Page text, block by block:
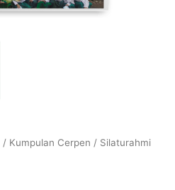
/ Kumpulan Cerpen / Silaturahmi